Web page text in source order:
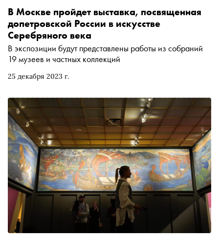
25 декабря 2023 г.
В Москве пройдет выставка, посвященная
допетровской России в искусстве
Серебряного века
В экспозиции будут представлены работы из собраний
19 музеев и частных коллекций